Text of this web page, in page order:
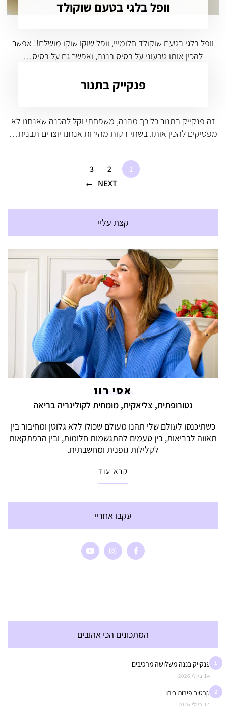
וופל בלגי בטעם שוקולד
וופל בלגי בטעם שוקולד חלומייי, וופל שוקו שוקו מושלם!! אפשר
להכין אותו טבעוני על בסיס בננה, ואפשר גם על בסיס…
פנקייק בתנור
זה פנקייק בתנור כל כך מהנה, משפחתי וקל להכנה שאנחנו לא
מפסיקים להכין אותו. בשתי דקות מהירות אנחנו יוצרים תבנית…
1
2
3
NEXT
קצת עליי
אסי רוז
נטורופתית, צליאקית, מומחית לקולינריה בריאה
כשתיכנסו לעולם שלי תהנו מעולם שכולו ללא גלוטן ומחיבור בין
תאווה לבריאות, בין טעמים להתגשמות חלומות, ובין הרפתקאות
לקלילות גופנית ומחשבתית.
קרא עוד
עקבו אחריי
המתכונים הכי אהובים
1 פנקייק בננה משלושה מרכיבים
14 ביולי 2026
2 קרטיב פירות ביתי
14 ביולי 2026